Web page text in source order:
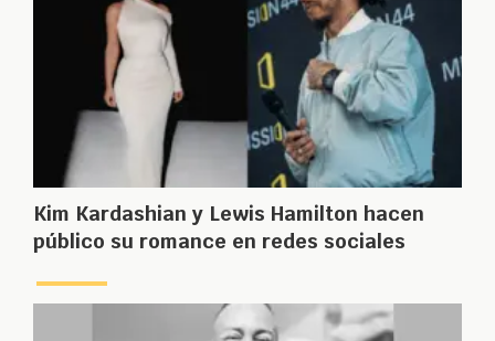
Kim Kardashian y Lewis Hamilton hacen
público su romance en redes sociales